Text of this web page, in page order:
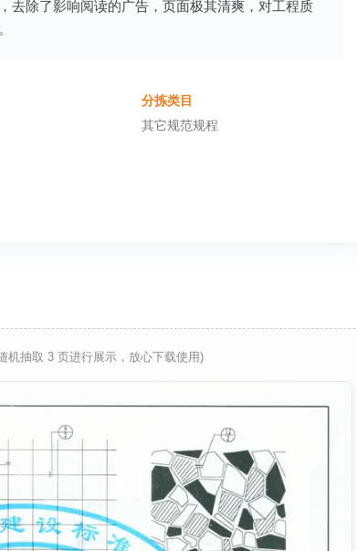
去除了影响阅读的广告，页面极其清爽，对工程质
分拣类目
其它规范规程
机抽取 3 页进行展示，放心下载使用)